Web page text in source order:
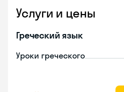
Услуги и цены
Греческий язык
Уроки греческого